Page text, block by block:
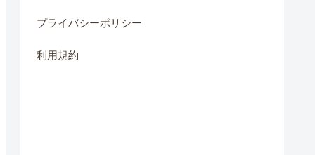
プライバシーポリシー
利用規約